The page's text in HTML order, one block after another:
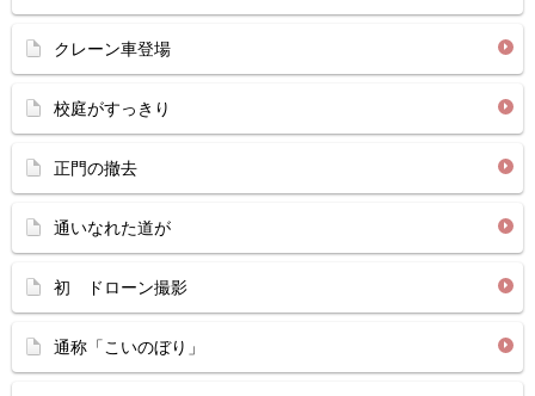
クレーン車登場
校庭がすっきり
正門の撤去
通いなれた道が
初 ドローン撮影
通称「こいのぼり」